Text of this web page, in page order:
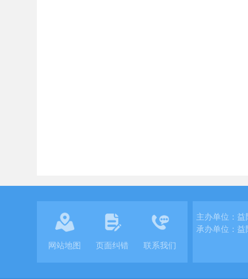
网站地图 页面纠错 联系我们
主办单位：益
承办单位：益